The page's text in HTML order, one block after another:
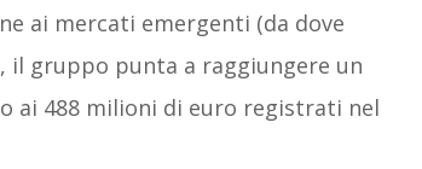
ai mercati emergenti (da dove
il gruppo punta a raggiungere un
ai 488 milioni di euro registrati nel